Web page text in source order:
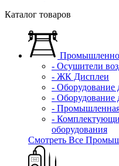
Каталог товаров
- Осушители
- ЖК Дисплеи
- Оборудование
- Оборудование
-
-
оборудования
Смотреть Все